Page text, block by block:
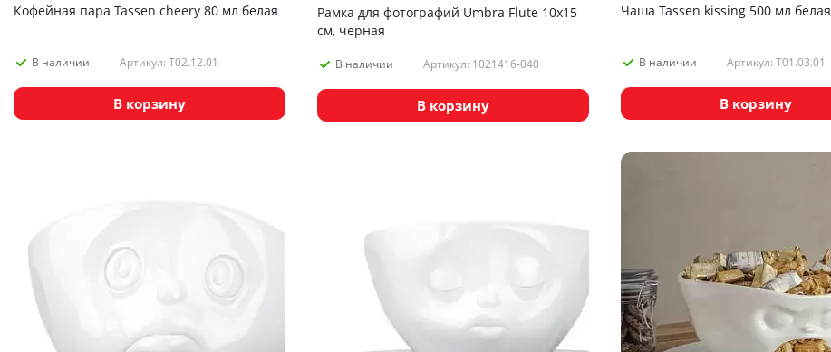
Кофейная пара Tassen cheery 80 мл белая
В наличии Артикул: T02.12.01
В корзину
Рамка для фотографий Umbra Flute 10х15
см, черная
В наличии Артикул: 1021416-040
В корзину
Чаша Tassen kissing 500 мл белая
В наличии Артикул: T01.03.01
В корзину